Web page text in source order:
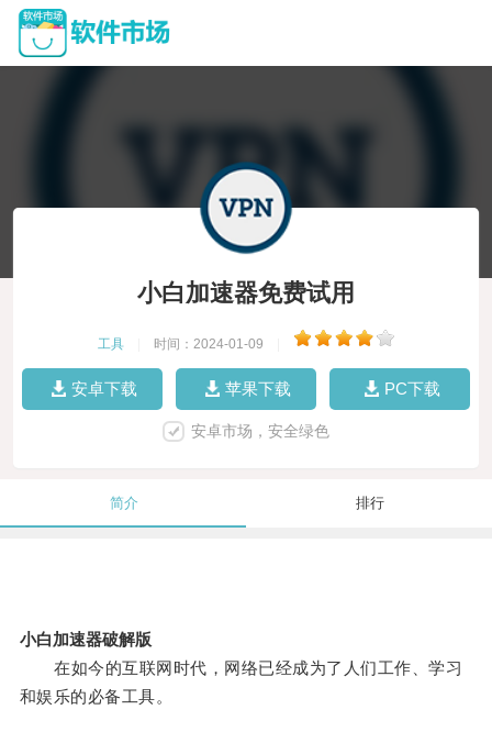
小白加速器免费试用
工具 时间：2024-01-09
安卓下载 苹果下载 PC下载
安卓市场，安全绿色
简介 排行
小白加速器破解版
在如今的互联网时代，网络已经成为了人们工作、学习
和娱乐的必备工具。